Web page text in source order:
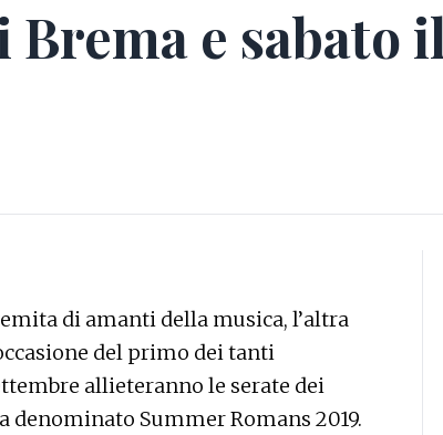
e sabato
di amanti della musica, l’altra
del primo dei tanti
allieteranno le serate dei
Summer Romans 2019.